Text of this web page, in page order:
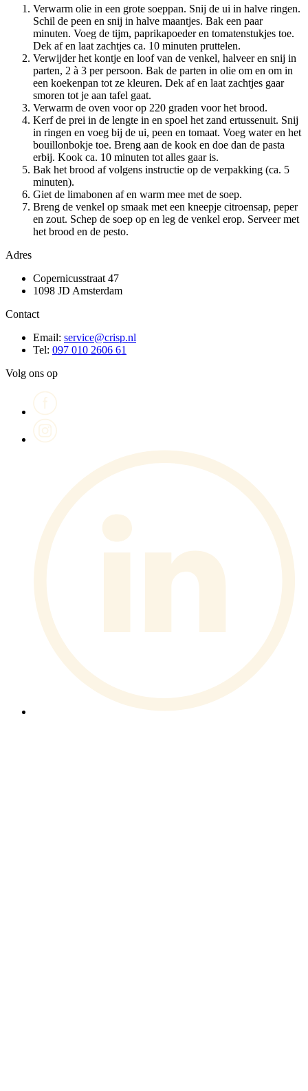
Verwarm olie in een grote soeppan. Snij de ui in halve ringen.
Schil de peen en snij in halve maantjes. Bak een paar
minuten. Voeg de tijm, paprikapoeder en tomatenstukjes toe.
Dek af en laat zachtjes ca. 10 minuten pruttelen.
Verwijder het kontje en loof van de venkel, halveer en snij in
parten, 2 à 3 per persoon. Bak de parten in olie om en om in
een koekenpan tot ze kleuren. Dek af en laat zachtjes gaar
smoren tot je aan tafel gaat.
Verwarm de oven voor op 220 graden voor het brood.
Kerf de prei in de lengte in en spoel het zand ertussenuit. Snij
in ringen en voeg bij de ui, peen en tomaat. Voeg water en het
bouillonbokje toe. Breng aan de kook en doe dan de pasta
erbij. Kook ca. 10 minuten tot alles gaar is.
Bak het brood af volgens instructie op de verpakking (ca. 5
minuten).
Giet de limabonen af en warm mee met de soep.
Breng de venkel op smaak met een kneepje citroensap, peper
en zout. Schep de soep op en leg de venkel erop. Serveer met
het brood en de pesto.
Adres
Copernicusstraat 47
1098 JD Amsterdam
Contact
Email: service@crisp.nl
Tel: 097 010 2606 61
Volg ons op